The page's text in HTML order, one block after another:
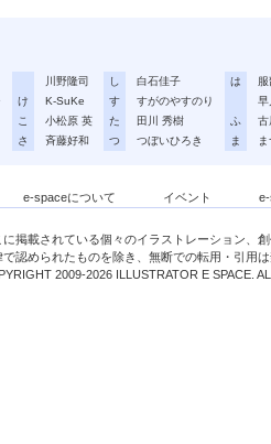
川野隆司
け
K-SuKe
こ
小松原 英
さ
斉藤好和
し
白石佳子
す
すがのやすのり
た
田川 秀樹
つ
つぼいひろき
は
早
ふ
古
ま
e-spaceについて イベント
に掲載されている個々のイラストレーション、
で認められたものを除き、無断での転用・引用
2009-2026 ILLUSTRATOR E SPACE.